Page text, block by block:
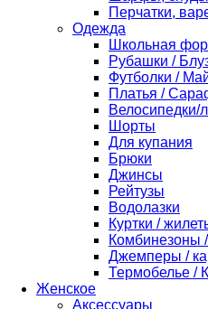
Перчатки,
Одежда
Школьная
Рубашки /
Футболки /
Платья /
Велосипедки/
Шорты
Для купания
Брюки
Джинсы
Рейтузы
Водолазки
Куртки /
Комбинезоны
Джемперы /
Термобелье /
Женское
Аксессуары